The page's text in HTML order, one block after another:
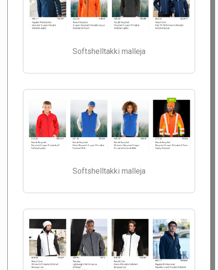
Softshelltakki malleja
Softshelltakki malleja